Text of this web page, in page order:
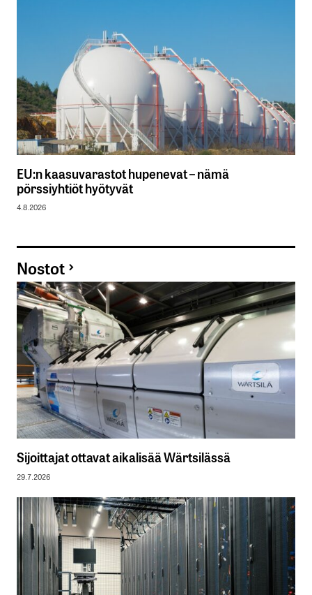
EU:n kaasuvarastot hupenevat – nämä
pörssiyhtiöt hyötyvät
4.8.2026
Nostot
Sijoittajat ottavat aikalisää Wärtsilässä
29.7.2026